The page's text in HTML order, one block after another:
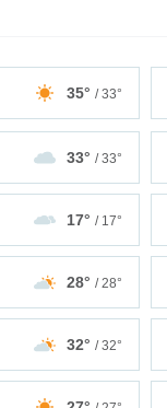
35° / 33°
33° / 33°
17° / 17°
28° / 28°
32° / 32°